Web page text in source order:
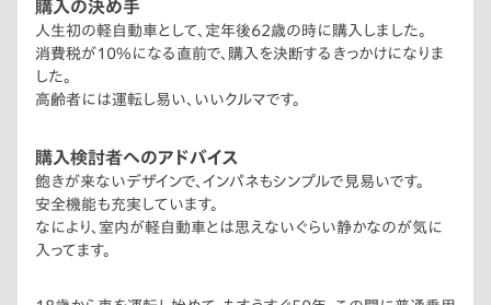
購入の決め手
人生初の軽自動車として、定年後62歳の時に購入しました。
消費税が10%になる直前で、購入を決断するきっかけになりま
した。
高齢者には運転し易い、いいクルマです。
購入検討者へのアドバイス
飽きが来ないデザインで、インパネもシンプルで見易いです。
安全機能も充実しています。
なにより、室内が軽自動車とは思えないぐらい静かなのが気に
入ってます。